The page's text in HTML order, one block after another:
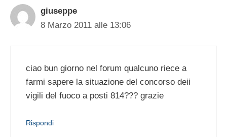
giuseppe
8 Marzo 2011 alle 13:06
ciao bun giorno nel forum qualcuno riece a
farmi sapere la situazione del concorso deii
vigili del fuoco a posti 814??? grazie
Rispondi